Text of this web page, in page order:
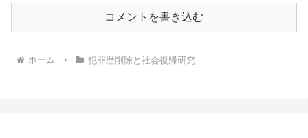
コメントを書き込む
ホーム 犯罪歴削除と社会復帰研究